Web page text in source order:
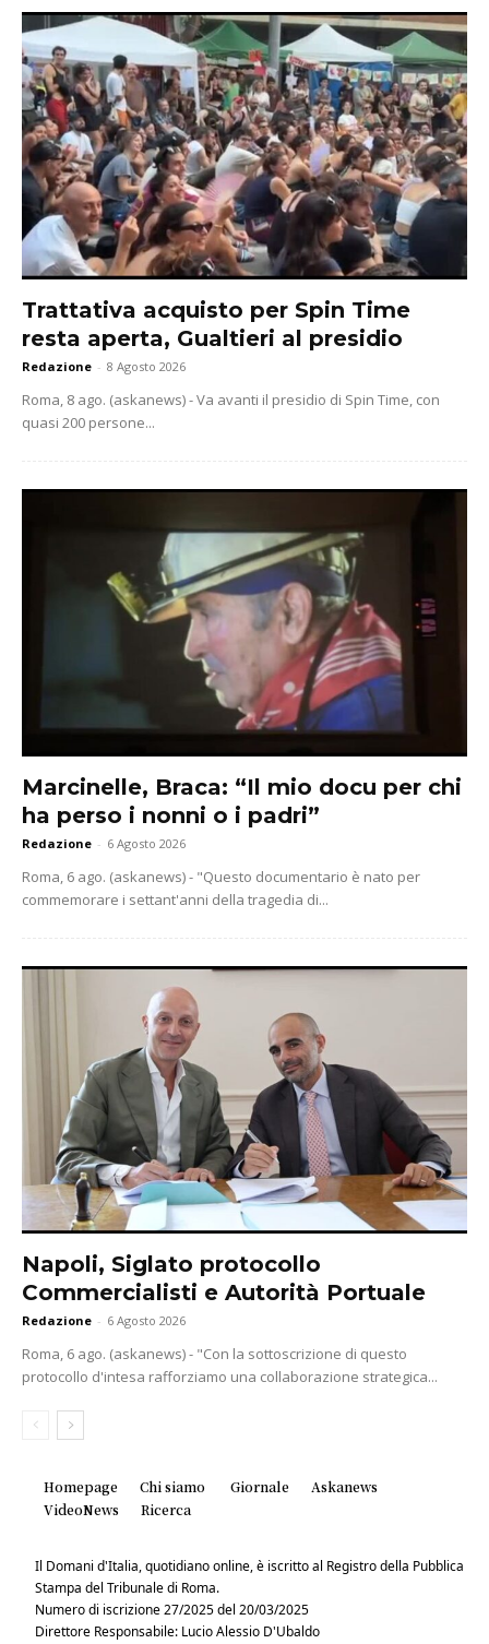
Trattativa acquisto per Spin Time
resta aperta, Gualtieri al presidio
Redazione - 8 Agosto 2026
Roma, 8 ago. (askanews) - Va avanti il presidio di Spin Time, con
quasi 200 persone...
Marcinelle, Braca: “Il mio docu per chi
ha perso i nonni o i padri”
Redazione - 6 Agosto 2026
Roma, 6 ago. (askanews) - "Questo documentario è nato per
commemorare i settant'anni della tragedia di...
Napoli, Siglato protocollo
Commercialisti e Autorità Portuale
Redazione - 6 Agosto 2026
Roma, 6 ago. (askanews) - "Con la sottoscrizione di questo
protocollo d'intesa rafforziamo una collaborazione strategica...
Homepage Chi siamo Giornale
Askanews
VideoNews
Ricerca
Il Domani d'Italia, quotidiano online, è iscritto al Registro della Pubblica
Stampa del Tribunale di Roma.
Numero di iscrizione 27/2025 del 20/03/2025
Direttore Responsabile: Lucio Alessio D'Ubaldo